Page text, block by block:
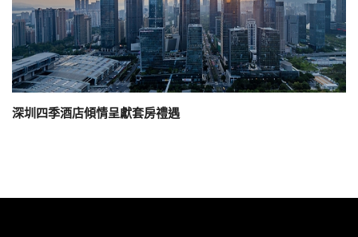
深圳四季酒店傾情呈獻套房禮遇